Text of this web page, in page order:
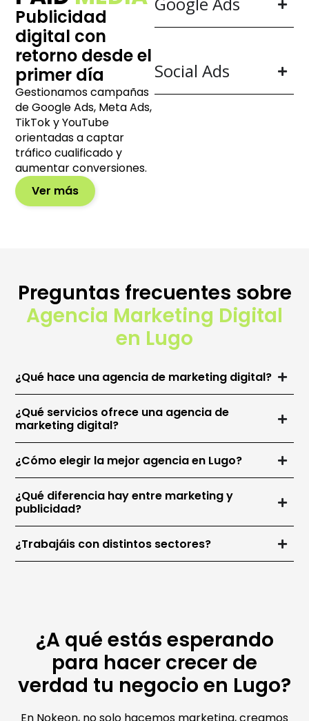
Publicidad
digital con
retorno desde el
primer día
Gestionamos campañas
de Google Ads, Meta Ads,
TikTok y YouTube
orientadas a captar
tráfico cualificado y
aumentar conversiones.
Ver más
Social Ads
Preguntas frecuentes sobre
Agencia Marketing Digital
en Lugo
¿Qué hace una agencia de marketing digital?
¿Qué servicios ofrece una agencia de
marketing digital?
¿Cómo elegir la mejor agencia en Lugo?
¿Qué diferencia hay entre marketing y
publicidad?
¿Trabajáis con distintos sectores?
¿A qué estás esperando
para hacer crecer de
verdad tu negocio en Lugo?
En Nokeon, no solo hacemos marketing, creamos